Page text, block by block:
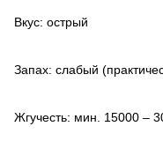
Вкус: острый
Запах: слабый
Жгучесть: мин. 15000 –